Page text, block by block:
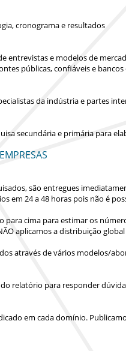
cronograma e resultados
entrevistas e modelos de
públicas, confiáveis e
da indústria e partes
secundária e primária para
são entregues
em 24 a 48 horas pois não é
cima para estimar os
aplicamos a distribuição
através de vários modelos/
relatório para responder
em cada domínio.